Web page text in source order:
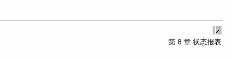
第 8 章 状态报表